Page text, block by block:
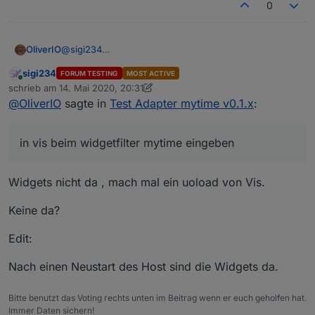
0
OliverIO@sigi234
Online
sigi234 FORUM TESTING MOST ACTIVE
schrieb am 14. Mai 2020, 20:31
zuletzt editiert von sigi234
@OliverIO sagte in Test Adapter mytime v0.1.x:
in vis beim widgetfilter mytime eingeben
Widgets nicht da , mach mal ein uoload von Vis.
Keine da?
Edit:
Nach einen Neustart des Host sind die Widgets da.
Bitte benutzt das Voting rechts unten im Beitrag wenn er euch geholfen hat.
Immer Daten sichern!